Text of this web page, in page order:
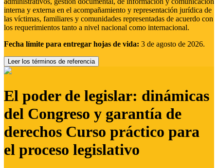
interna y externa en el acompañamiento y representación jurídica de
las víctimas, familiares y comunidades representadas de acuerdo con
los requerimientos tanto a nivel nacional como internacional.
Fecha límite para entregar hojas de vida: 3 de agosto de 2026.
Leer los términos de referencia
El poder de legislar: dinámicas
del Congreso y garantía de
derechos Curso práctico para
el proceso legislativo